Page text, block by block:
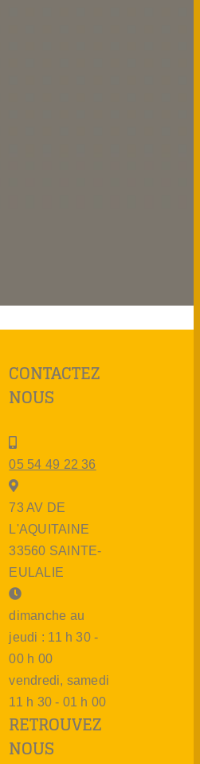
CONTACTEZ
NOUS
05 54 49 22 36
73 AV DE
L'AQUITAINE
33560 SAINTE-
EULALIE
dimanche au
jeudi : 11 h 30 -
00 h 00
vendredi, samedi
11 h 30 - 01 h 00
RETROUVEZ
NOUS